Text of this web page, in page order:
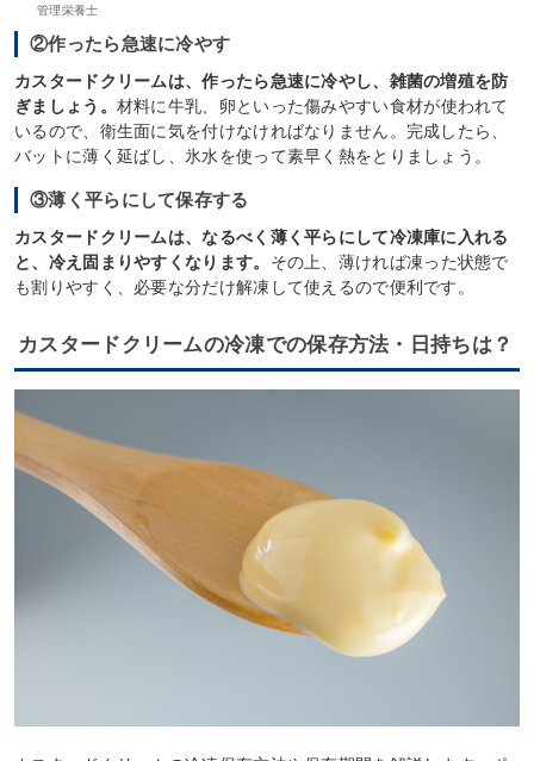
管理栄養士
②作ったら急速に冷やす
カスタードクリームは、作ったら急速に冷やし、雑菌の増殖を防
ぎましょう。 材料に牛乳、卵といった傷みやすい食材が使われて
いるので、衛生面に気を付けなければなりません。完成したら、
バットに薄く延ばし、氷水を使って素早く熱をとりましょう。
③薄く平らにして保存する
カスタードクリームは、なるべく薄く平らにして冷凍庫に入れる
と、冷え固まりやすくなります。 その上、薄ければ凍った状態で
も割りやすく、必要な分だけ解凍して使えるので便利です。
カスタードクリームの冷凍での保存方法・日持ちは？